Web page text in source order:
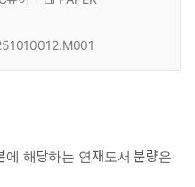
에 해당하는 연재도서 분량은